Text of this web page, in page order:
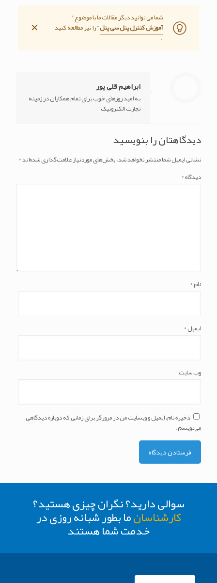
شما می توانید دیگر مقالات ما با موضوع ”
آموزش کنترل پنل سی پنل” را نیز مطالعه کنید
.
✕
ابراهیم قلی پور
به امید روزهای خوب برای تمام همکاران در زمینه
تجارت الکترونیک
دیدگاهتان را بنویسید
نشانی ایمیل شما منتشر نخواهد شد.بخش‌های موردنیاز علامت‌گذاری شده‌اند*
دیدگاه*
نام*
ایمیل*
وب‌ سایت
ذخیره نام، ایمیل و وبسایت من در مرورگر برای زمانی که دوباره دیدگاهی
می‌نویسم.
سوالی دارید؟ نگران چیزی هستید؟
کارشناسانما بطور شبانه روزی در
خدمت شما هستند